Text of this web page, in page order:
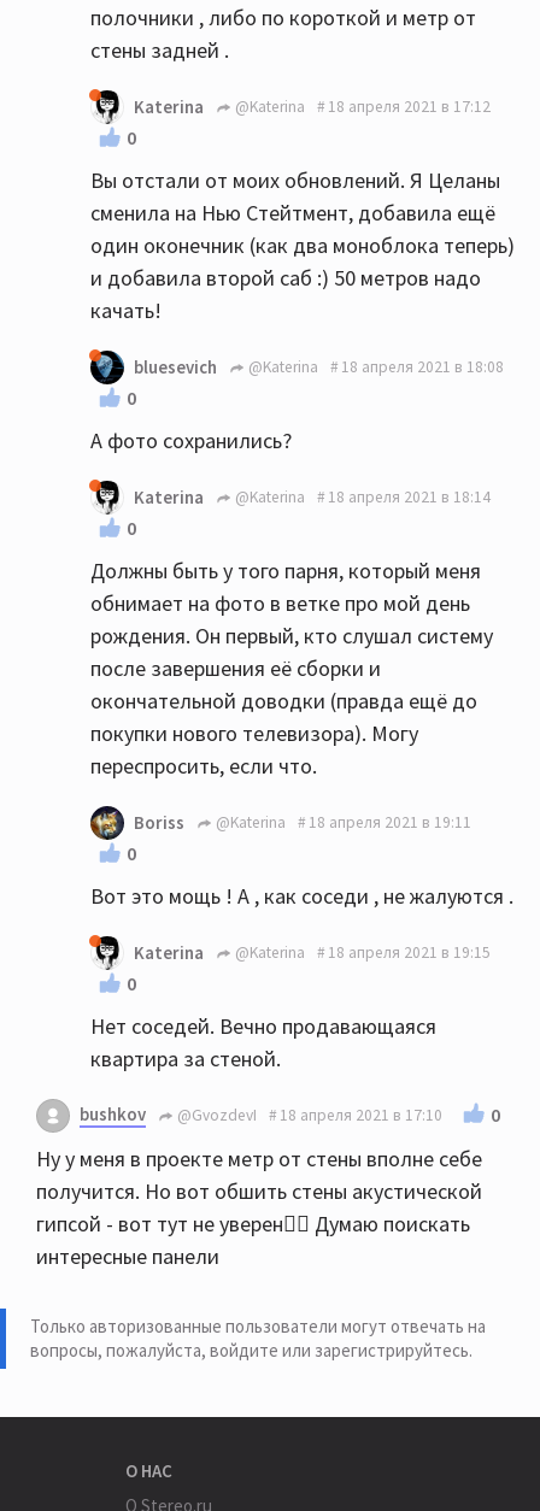
полочники , либо по короткой и метр от
стены задней .
Katerina @Katerina 18 апреля 2021 в 17:12
0
Вы отстали от моих обновлений. Я Целаны
сменила на Нью Стейтмент, добавила ещё
один оконечник (как два моноблока теперь)
и добавила второй саб :) 50 метров надо
качать!
bluesevich @Katerina 18 апреля 2021 в 18:08
0
А фото сохранились?
Katerina @Katerina 18 апреля 2021 в 18:14
0
Должны быть у того парня, который меня
обнимает на фото в ветке про мой день
рождения. Он первый, кто слушал систему
после завершения её сборки и
окончательной доводки (правда ещё до
покупки нового телевизора). Могу
переспросить, если что.
Boriss @Katerina 18 апреля 2021 в 19:11
0
Вот это мощь ! А , как соседи , не жалуются .
Katerina @Katerina 18 апреля 2021 в 19:15
0
Нет соседей. Вечно продавающаяся
квартира за стеной.
bushkov @GvozdevI 18 апреля 2021 в 17:10 0
Ну у меня в проекте метр от стены вполне себе
получится. Но вот обшить стены акустической
гипсой - вот тут не уверен🤷‍♂️ Думаю поискать
интересные панели
Только авторизованные пользователи могут отвечать на
вопросы, пожалуйста, войдите или зарегистрируйтесь.
О НАС
О Stereo.ru